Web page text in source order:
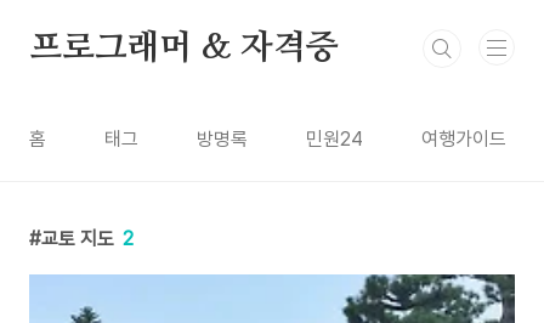
프로그래머 & 자격증
홈 태그 방명록 민원24 여행가이드
교토 지도 2